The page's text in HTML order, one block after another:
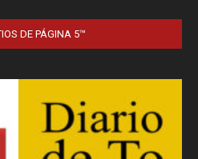
DE PÁGINA 5™